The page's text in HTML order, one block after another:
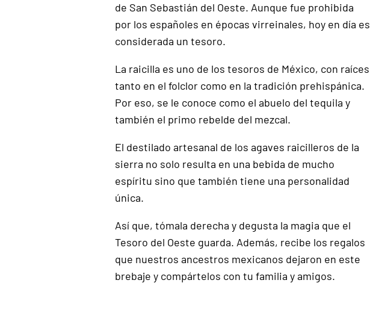
de San Sebastián del Oeste. Aunque fue prohibida
por los españoles en épocas virreinales, hoy en día es
considerada un tesoro.
La raicilla es uno de los tesoros de México, con raíces
tanto en el folclor como en la tradición prehispánica.
Por eso, se le conoce como el abuelo del tequila y
también el primo rebelde del mezcal.
El destilado artesanal de los agaves raicilleros de la
sierra no solo resulta en una bebida de mucho
espíritu sino que también tiene una personalidad
única.
Así que, tómala derecha y degusta la magia que el
Tesoro del Oeste guarda. Además, recibe los regalos
que nuestros ancestros mexicanos dejaron en este
brebaje y compártelos con tu familia y amigos.